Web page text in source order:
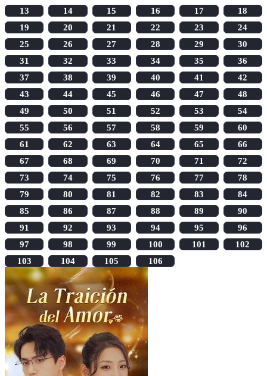
13
14 15 16 17
18
19
20 21 22 23
24
25
26 27 28 29
30
31
32 33 34 35
36
37
38 39 40 41
42
43
44 45 46 47
48
49
50 51 52 53
54
55
56 57 58 59
60
61
62 63 64 65
66
67
68 69 70 71
72
73
74 75 76 77
78
79
80 81 82 83
84
85
86 87 88 89
90
91
92 93 94 95
96
97
98 99 100 101
102
103
104 105 106